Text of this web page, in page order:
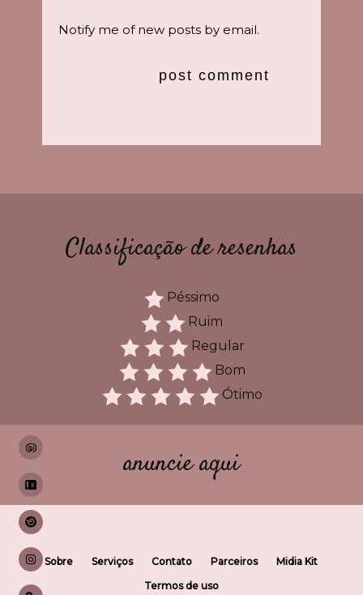
Notify me of new posts by email.
Classificação de resenhas
Péssimo
Ruim
Regular
Bom
Ótimo
anuncie aqui
Sobre Serviços Contato Parceiros
Midia Kit
Termos de uso